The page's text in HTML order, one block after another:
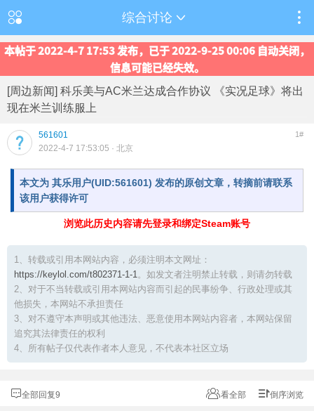
综合讨论
本帖于 2022-4-7 17:53 发布，已于 2022-9-25 00:06 自动关闭，
信息可能已经失效。
[周边新闻] 科乐美与AC米兰达成合作协议 《实况足球》将出
现在米兰训练服上
561601 1#
2022-4-7 17:53:05 · 北京
本文为 其乐用户(UID:561601) 发布的原创文章，转摘前请联系
该用户获得许可
浏览此历史内容请先登录和绑定Steam账号
1、转载或引用本网站内容，必须注明本文网址：
https://keylol.com/t802371-1-1。如发文者注明禁止转载，则请勿转载
2、对于不当转载或引用本网站内容而引起的民事纷争、行政处理或其
他损失，本网站不承担责任
3、对不遵守本声明或其他违法、恶意使用本网站内容者，本网站保留
追究其法律责任的权利
4、所有帖子仅代表作者本人意见，不代表本社区立场
全部回复9 看全部 倒序浏览